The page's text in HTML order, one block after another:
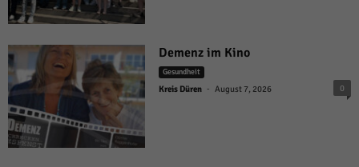
Demenz im Kino
Gesundheit
Kreis Düren - August 7, 2026 0